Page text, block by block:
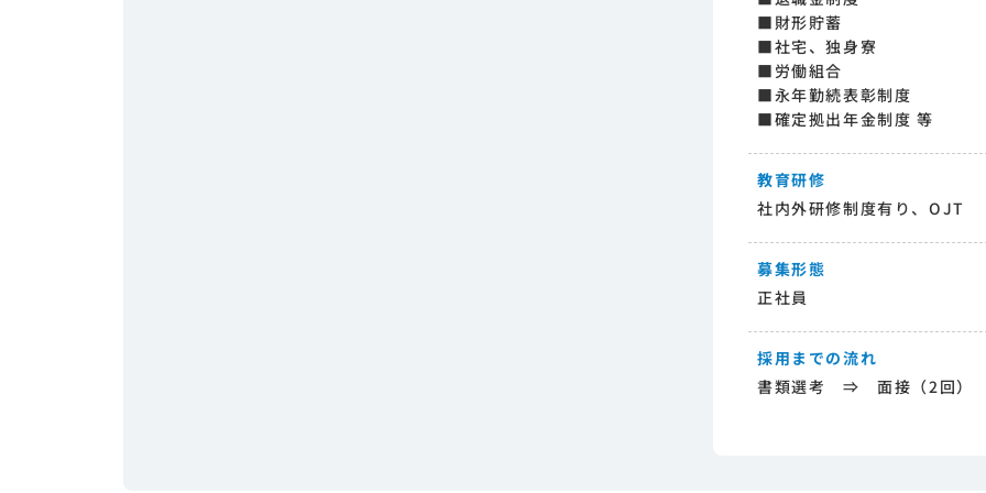
■財形貯蓄
■社宅、独身寮
■労働組合
■永年勤続表彰制度
■確定拠出年金制度 等
教育研修
社内外研修制度有り、OJT
募集形態
正社員
採用までの流れ
書類選考 ⇒ 面接（2回